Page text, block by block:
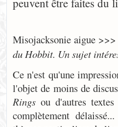
peuvent être faites du
Misojacksonie aigue
du Hobbit. Un sujet
Ce n'est qu'une
l'objet de moins de
Rings ou d'autres
complètement